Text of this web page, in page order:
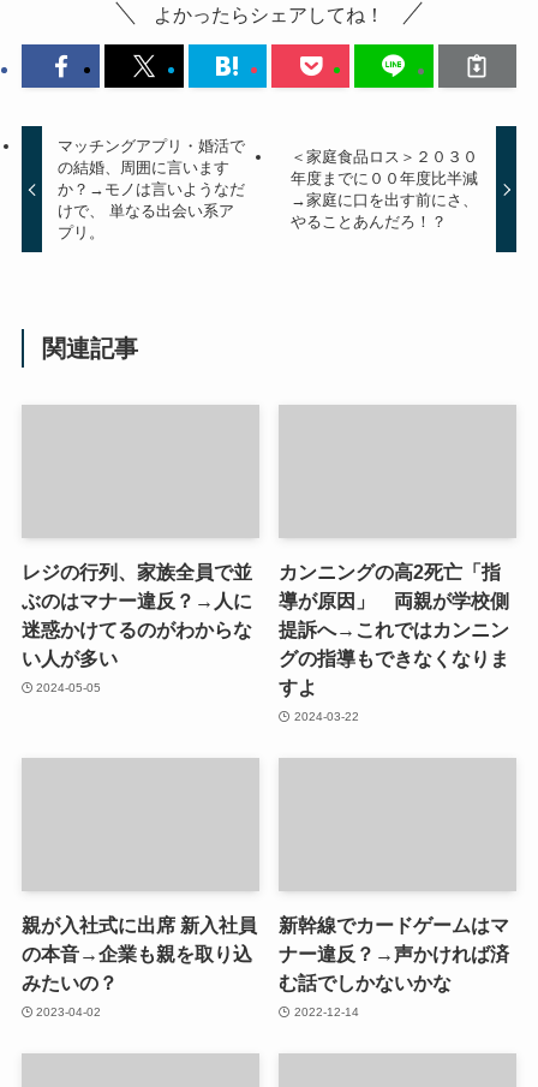
よかったらシェアしてね！
マッチングアプリ・婚活で
の結婚、周囲に言います
か？→モノは言いようなだ
けで、 単なる出会い系ア
プリ。
＜家庭食品ロス＞２０３０
年度までに００年度比半減
→家庭に口を出す前にさ、
やることあんだろ！？
関連記事
レジの行列、家族全員で並
ぶのはマナー違反？→人に
迷惑かけてるのがわからな
い人が多い
2024-05-05
カンニングの高2死亡「指
導が原因」 両親が学校側
提訴へ→これではカンニン
グの指導もできなくなりま
すよ
2024-03-22
親が入社式に出席 新入社員
の本音→企業も親を取り込
みたいの？
2023-04-02
新幹線でカードゲームはマ
ナー違反？→声かければ済
む話でしかないかな
2022-12-14